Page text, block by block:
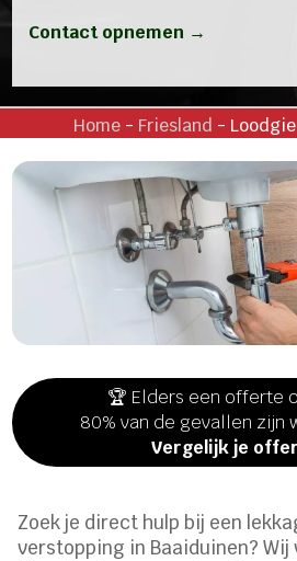
Contact opnemen →
Home - Friesland -
🏆 Elders een offerte
80% van de gevallen zijn
Vergelijk je
Zoek je direct hulp bij een
verstopping in Baaiduinen? Wij